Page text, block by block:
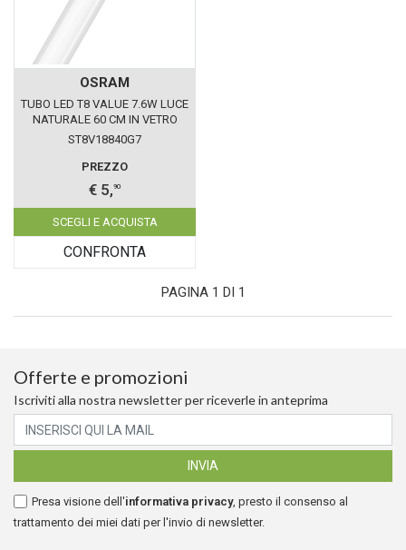
OSRAM
TUBO LED T8 VALUE 7.6W LUCE
NATURALE 60 CM IN VETRO
LEDVANCE
ST8V18840G7
PREZZO
€ 5,90
SCEGLI E ACQUISTA
CONFRONTA
PAGINA 1 DI 1
Offerte e promozioni
Iscriviti alla nostra newsletter per riceverle in anteprima
Presa visione dell'informativa privacy, presto il consenso al
trattamento dei miei dati per l'invio di newsletter.